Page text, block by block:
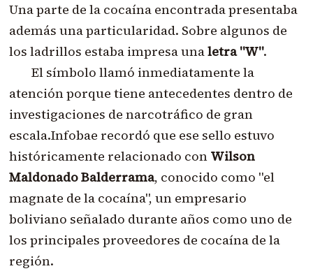
Una parte de la cocaína encontrada presentaba
además una particularidad. Sobre algunos de
los ladrillos estaba impresa unaletra "W".
El símbolo llamó inmediatamente la
atención porque tiene antecedentes dentro de
investigaciones de narcotráfico de gran
escala.Infobae recordó que ese sello estuvo
históricamente relacionado con Wilson
Maldonado Balderrama, conocido como "el
magnate de la cocaína", un empresario
boliviano señalado durante años como uno de
los principales proveedores de cocaína de la
región.